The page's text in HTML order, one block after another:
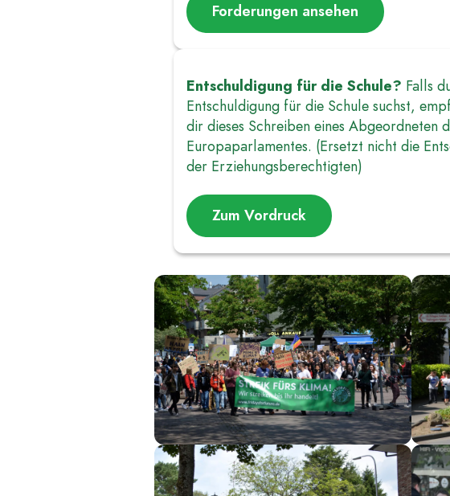
Forderungen ansehen
Entschuldigung für die Schule? Falls
Entschuldigung für die Schule suchst,
dir dieses Schreiben eines Abgeordneten
Europaparlamentes. (Ersetzt nicht die
der Erziehungsberechtigten)
Zum Vordruck